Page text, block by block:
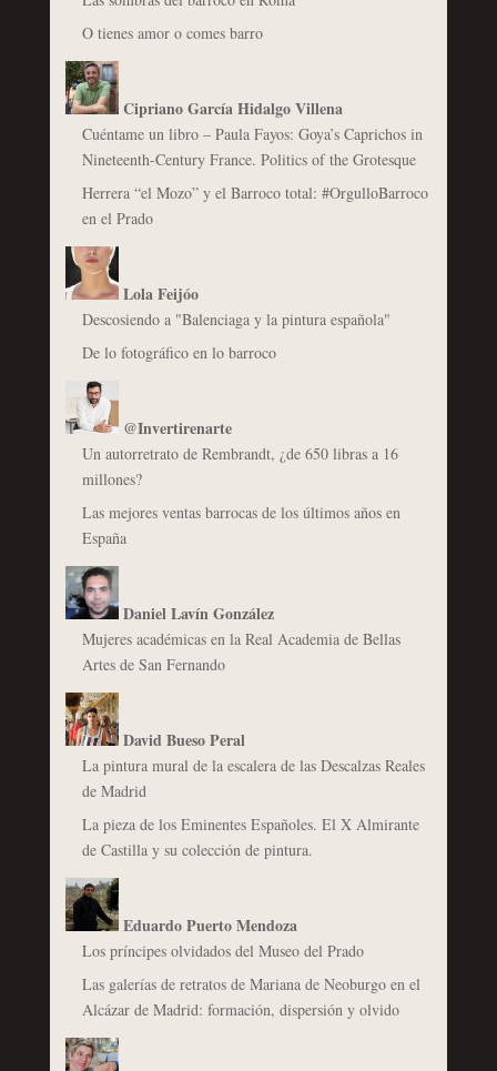
O tienes amor o comes barro
Cipriano García Hidalgo Villena
Cuéntame un libro – Paula Fayos: Goya’s Caprichos in
Nineteenth-Century France. Politics of the Grotesque
Herrera “el Mozo” y el Barroco total: #OrgulloBarroco
en el Prado
Lola Feijóo
Descosiendo a "Balenciaga y la pintura española"
De lo fotográfico en lo barroco
@Invertirenarte
Un autorretrato de Rembrandt, ¿de 650 libras a 16
millones?
Las mejores ventas barrocas de los últimos años en
España
Daniel Lavín González
Mujeres académicas en la Real Academia de Bellas
Artes de San Fernando
David Bueso Peral
La pintura mural de la escalera de las Descalzas Reales
de Madrid
La pieza de los Eminentes Españoles. El X Almirante
de Castilla y su colección de pintura.
Eduardo Puerto Mendoza
Los príncipes olvidados del Museo del Prado
Las galerías de retratos de Mariana de Neoburgo en el
Alcázar de Madrid: formación, dispersión y olvido